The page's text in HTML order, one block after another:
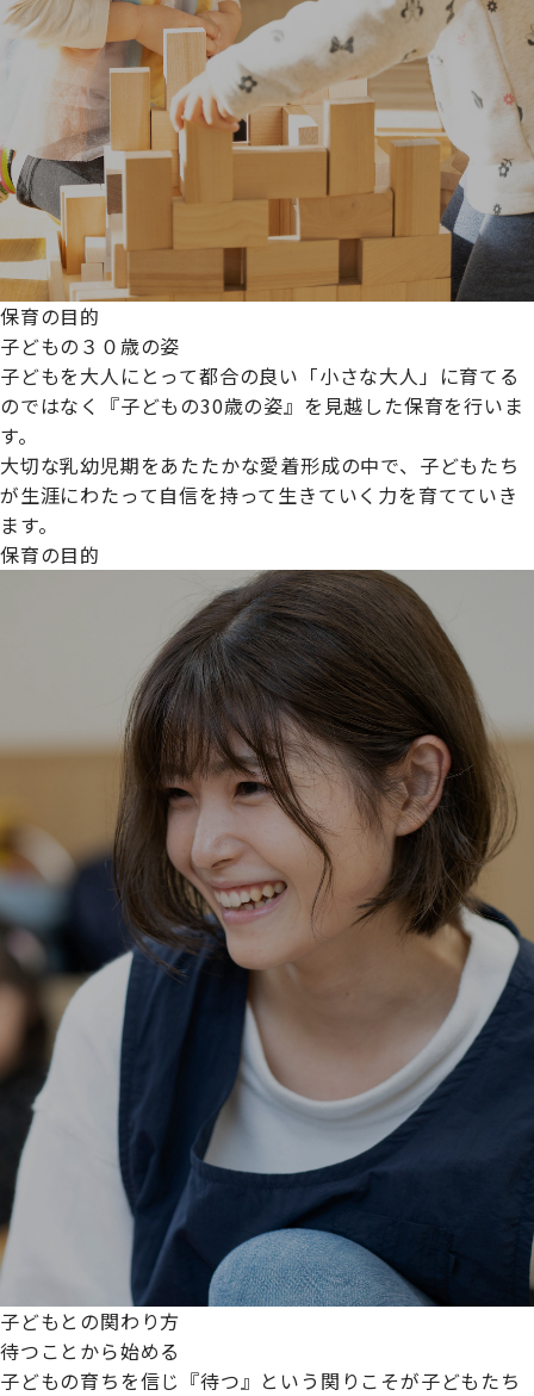
プライムスターほいくえんグループは女性が安心して働き
続けられる環境づくりに取り組んでおり、厚生労働省の
【えるぼし認定(☆☆)】
保育の目的
子どもの３０歳の姿
子どもを大人にとって都合の良い「小さな大人」に育てる
のではなく『子どもの30歳の姿』を見越した保育を行いま
す。
大切な乳幼児期をあたたかな愛着形成の中で、子どもたち
が生涯にわたって自信を持って生きていく力を育てていき
ます。
保育の目的
子どもとの関わり方
待つことから始める
子どもの育ちを信じ『待つ』という関りこそが子どもたち